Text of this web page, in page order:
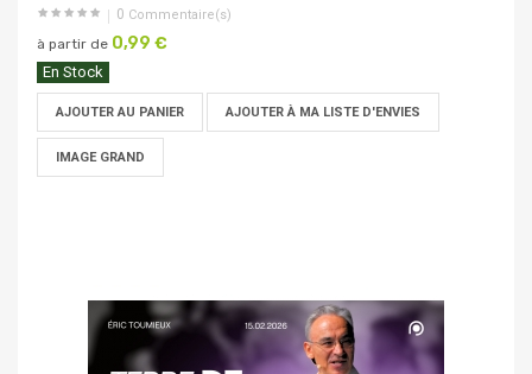
0 Commentaire(s)
à partir de 0,99 €
En Stock
AJOUTER AU PANIER AJOUTER À MA LISTE D'ENVIES
IMAGE GRAND